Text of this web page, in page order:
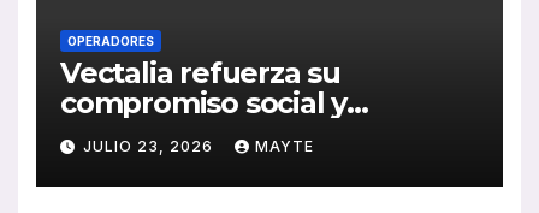
OPERADORES
Vectalia refuerza su
compromiso social y
medioambiental con la
publicación de su Memoria
de RSC 2025
JULIO 23, 2026 MAYTE